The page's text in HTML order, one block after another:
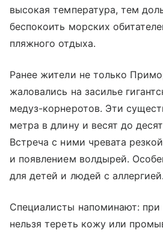
высокая температура, тем
беспокоить морских
пляжного отдыха.
Ранее жители не только
жаловались на засилье
медуз-корнеротов. Эти
метра в длину и весят до
Встреча с ними чревата
и появлением волдырей.
для детей и людей с аллергией.
Специалисты напоминают: при
нельзя тереть кожу или